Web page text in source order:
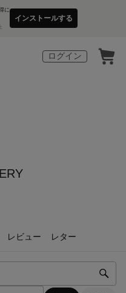
に
インストールする
ログイン
レビュー レター